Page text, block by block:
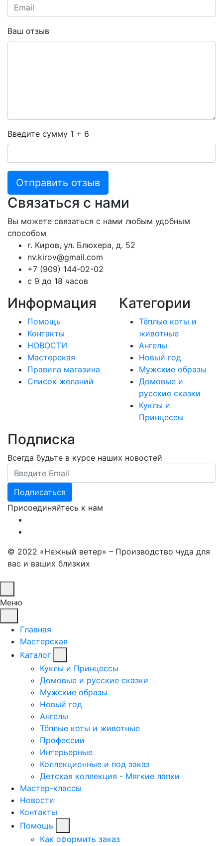
Ваш отзыв
Введите сумму 1 + 6
Отправить отзыв
Связаться с нами
Вы можете связаться с нами любым удобным
способом
г. Киров, ул. Блюхера, д. 52
nv.kirov@gmail.com
+7 (909) 144-02-02
с 9 до 18 часов
Информация
Помощь
Контакты
НОВОСТИ
Мастерская
Правила магазина
Список желаний
Категории
Тёплые коты и
животные
Ангелы
Новый год
Мужские образы
Домовые и
русские сказки
Куклы и
Принцессы
Подписка
Всегда будьте в курсе наших новостей
Email Address
Присоединяйтесь к нам
© 2022 «Нежный ветер» – Производство чуда для
вас и ваших близких
Меню
Главная
Мастерская
Каталог
Куклы и Принцессы
Домовые и русские сказки
Мужские образы
Новый год
Ангелы
Тёплые коты и животные
Профессии
Интерьерные
Коллекционные и под заказ
Детская коллекция - Мягкие лапки
Мастер-классы
Новости
Контакты
Помощь
Как оформить заказ